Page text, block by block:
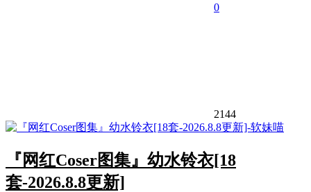
0
2144
『网红Coser图集』幼水铃衣[18
套-2026.8.8更新]